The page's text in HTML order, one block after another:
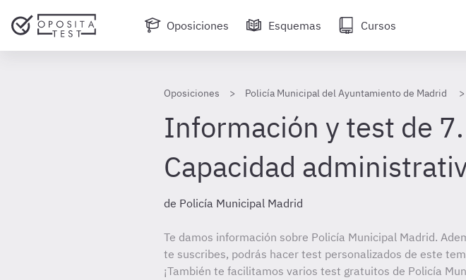
Oposiciones Esquemas Cursos
Oposiciones Policía Municipal del Ayuntamiento de Madrid
Información y test de 7.
Capacidad
de Policía Municipal Madrid
Te damos información sobre Policía Municipal Madrid.
te suscribes, podrás hacer test personalizados de este
¡También te facilitamos varios test gratuitos de Policía